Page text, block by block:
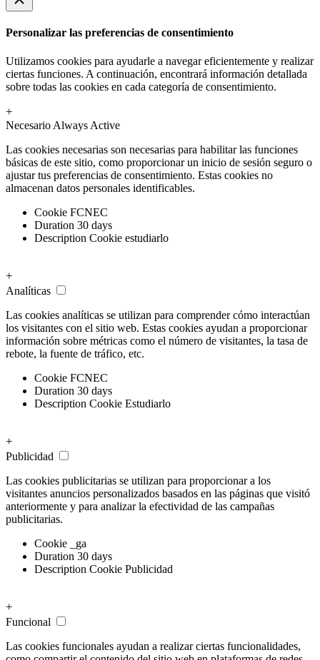
Personalizar las preferencias de consentimiento
Utilizamos cookies para ayudarle a navegar eficientemente y realizar
ciertas funciones. A continuación, encontrará información detallada
sobre todas las cookies en cada categoría de consentimiento.
+
Necesario Always Active
Las cookies necesarias son necesarias para habilitar las funciones
básicas de este sitio, como proporcionar un inicio de sesión seguro o
ajustar tus preferencias de consentimiento. Estas cookies no
almacenan datos personales identificables.
Cookie FCNEC
Duration 30 days
Description Cookie estudiarlo
+
Analíticas
Las cookies analíticas se utilizan para comprender cómo interactúan
los visitantes con el sitio web. Estas cookies ayudan a proporcionar
información sobre métricas como el número de visitantes, la tasa de
rebote, la fuente de tráfico, etc.
Cookie FCNEC
Duration 30 days
Description Cookie Estudiarlo
+
Publicidad
Las cookies publicitarias se utilizan para proporcionar a los
visitantes anuncios personalizados basados ​​en las páginas que visitó
anteriormente y para analizar la efectividad de las campañas
publicitarias.
Cookie
_ga
Duration 30 days
Description Cookie Publicidad
+
Funcional
Las cookies funcionales ayudan a realizar ciertas funcionalidades,